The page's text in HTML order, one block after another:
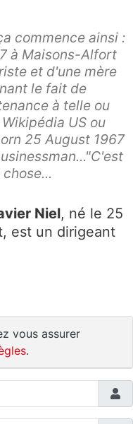
commence ainsi :
à Maisons-Alfort
et d'une mère
le fait de
à telle ou
US ou
25 August 1967
Niel, né le 25
est un dirigeant
vous assurer
.